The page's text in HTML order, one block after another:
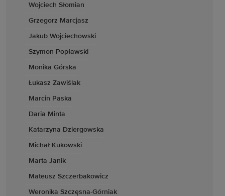
Wojciech Słomian
Grzegorz Marcjasz
Jakub Wojciechowski
Szymon Popławski
Monika Górska
Łukasz Zawiślak
Marcin Paska
Daria Minta
Katarzyna Dziergowska
Michał Kukowski
Marta Janik
Mateusz Szczerbakowicz
Weronika Szczęsna-Górniak